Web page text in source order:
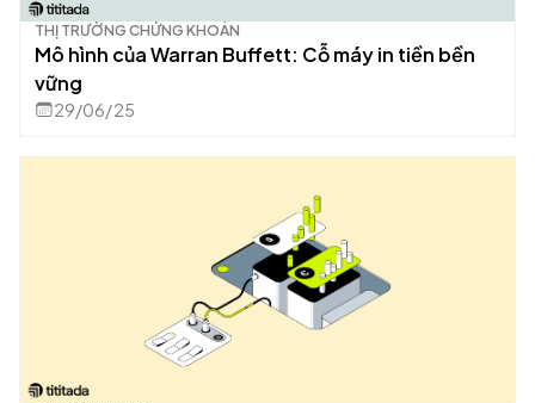
THỊ TRƯỜNG CHỨNG KHOÁN
Mô hình của Warran Buffett: Cỗ máy in tiền bền
vững
29/06/25